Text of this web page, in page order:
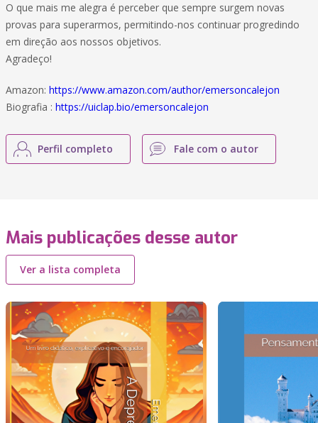
O que mais me alegra é perceber que sempre surgem novas
provas para superarmos, permitindo-nos continuar progredindo
em direção aos nossos objetivos.
Agradeço!
Amazon: https://www.amazon.com/author/emersoncalejon
Biografia : https://uiclap.bio/emersoncalejon
Perfil completo Fale com o autor
Mais publicações desse autor
Ver a lista completa